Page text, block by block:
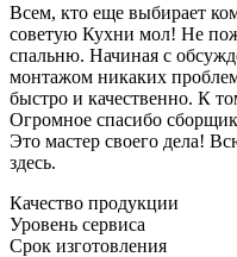
Всем, кто еще выбирает
советую Кухни мол! Не
спальню. Начиная с
монтажом никаких
быстро и качественно. К
Огромное спасибо
Это мастер своего дела!
здесь.
Качество продукции
Уровень сервиса
Срок изготовления